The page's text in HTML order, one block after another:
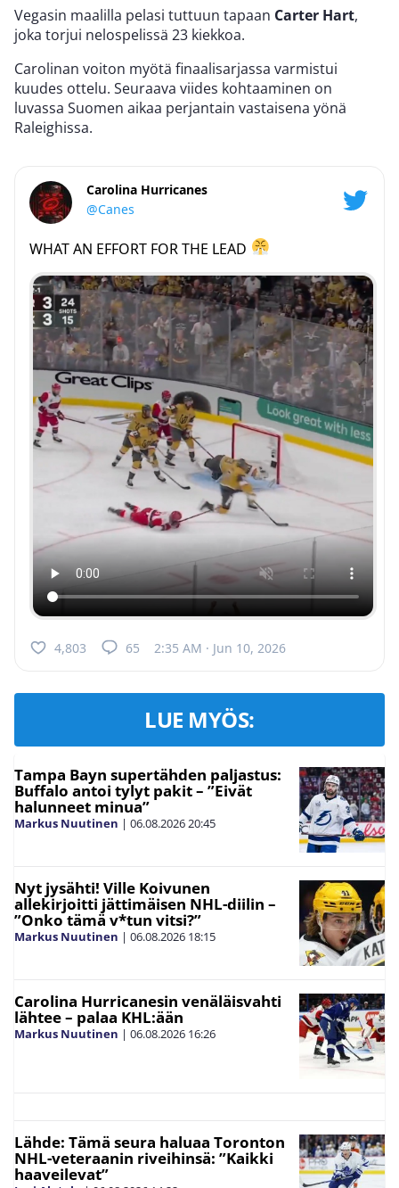
Vegasin maalilla pelasi tuttuun tapaan Carter Hart,
joka torjui nelospelissä 23 kiekkoa.
Carolinan voiton myötä finaalisarjassa varmistui
kuudes ottelu. Seuraava viides kohtaaminen on
luvassa Suomen aikaa perjantain vastaisena yönä
Raleighissa.
Carolina Hurricanes
@Canes
WHAT AN EFFORT FOR THE LEAD
4,803 65 2:35 AM · Jun 10, 2026
LUE MYÖS:
Tampa Bayn supertähden paljastus:
Buffalo antoi tylyt pakit – ”Eivät
halunneet minua”
Markus Nuutinen | 06.08.202620:45
Nyt jysähti! Ville Koivunen
allekirjoitti jättimäisen NHL-diilin –
”Onko tämä v*tun vitsi?”
Markus Nuutinen | 06.08.2026 18:15
Carolina Hurricanesin venäläisvahti
lähtee – palaa KHL:ään
Markus Nuutinen | 06.08.2026 16:26
Lähde: Tämä seura haluaa Toronton
NHL-veteraanin riveihinsä: ”Kaikki
haaveilevat”